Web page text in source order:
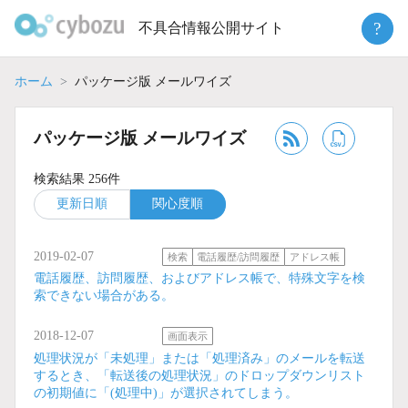
不具合情報公開サイト ?
ホーム パッケージ版 メールワイズ
パッケージ版 メールワイズ
検索結果 256件
更新日順
関心度順
2019-02-07 検索 電話履歴/訪問履歴 アドレス帳
電話履歴、訪問履歴、およびアドレス帳で、特殊文字を検
索できない場合がある。
2018-12-07 画面表示
処理状況が「未処理」または「処理済み」のメールを転送
するとき、「転送後の処理状況」のドロップダウンリスト
の初期値に「(処理中)」が選択されてしまう。